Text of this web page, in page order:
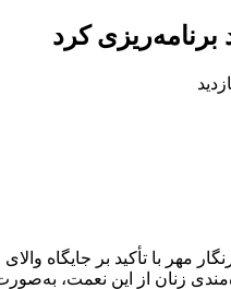
برنامه‌ریزی کرد
مهر با تأکید بر جایگاه
زنان از این نعمت،